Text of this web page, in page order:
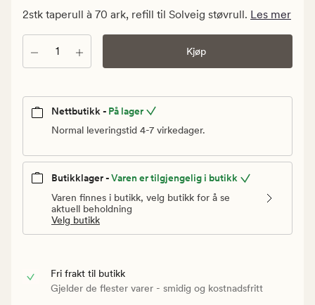
kr.
2stk taperull à 70 ark, refill til Solveig støvrull. Les mer
Antall Kjøp
Nettbutikk - På lager
Normal leveringstid 4-7 virkedager.
Butikklager -Varen er tilgjengelig i butikk
Varen finnes i butikk, velg butikk for å se
aktuell beholdning
Velg butikk
Fri frakt til butikk
Gjelder de flester varer - smidig og kostnadsfritt